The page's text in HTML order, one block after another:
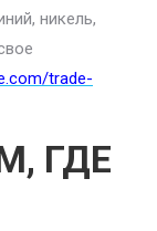
никель,
trade-
ГДЕ